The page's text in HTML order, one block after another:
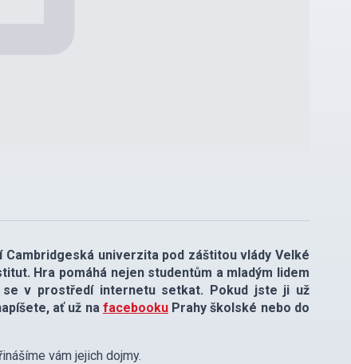
Cambridgeská univerzita pod záštitou vlády Velké
Hra pomáhá nejen studentům a mladým lidem
v prostředí internetu setkat. Pokud jste ji už
ať už na facebookuPrahy školské nebo do
vám jejich dojmy.